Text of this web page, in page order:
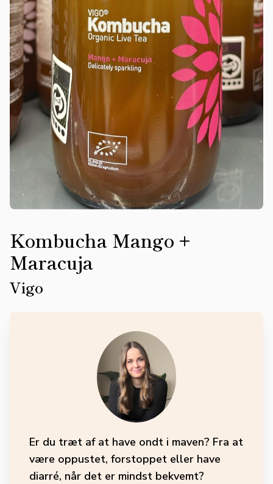
Kombucha Mango +
Maracuja
Vigo
Er du træt af at have ondt i maven? Fra at
være oppustet, forstoppet eller have
diarré, når det er mindst bekvemt?